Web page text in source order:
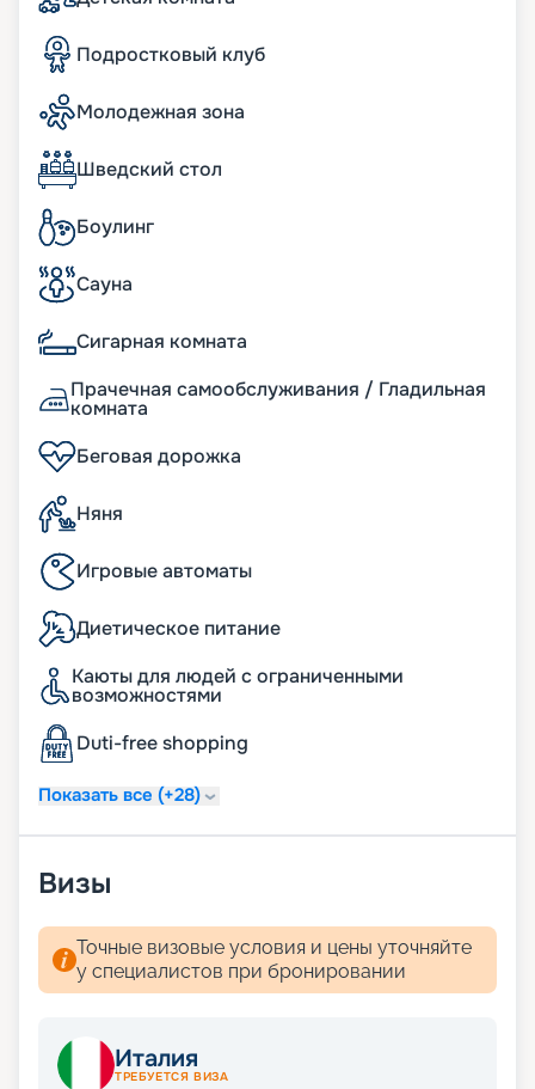
Читайте отзывы других клиентов и смотрите
фото и план корабля. Узнавайте цену на путевку
и покупайте ее на навигацию 2026 - 2027. Не
пропустите возможность ощутить настоящее
удовольствие от путешествия. Сделайте ваш
отдых выгодным и комфортным.
Подростковый клуб
Молодежная зона
Шведский стол
Боулинг
Сауна
Сигарная комната
Прачечная самообслуживания / Гладильная
комната
Беговая дорожка
Няня
Игровые автоматы
Диетическое питание
Каюты для людей с ограниченными
возможностями
Duti-free shopping
Показать все (+28)
Визы
Точные визовые условия и цены уточняйте
у специалистов при бронировании
Италия
ТРЕБУЕТСЯ ВИЗА